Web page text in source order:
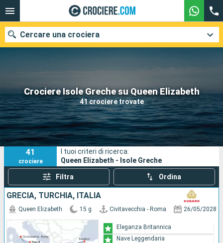
Crociere Isole Greche su Queen Elizabeth
41 crociere trovate
Cercare una crociera
Le nostre destinazioni
Mesi di partenza
Porti Compagnie
Ricerca
41
crociere
I tuoi criteri di ricerca:
Queen Elizabeth - Isole Greche
Filtra Ordina
GRECIA, TURCHIA, ITALIA
Queen Elizabeth 15 g Civitavecchia - Roma 26/05/2028
Eleganza Britannica
Nave Leggendaria